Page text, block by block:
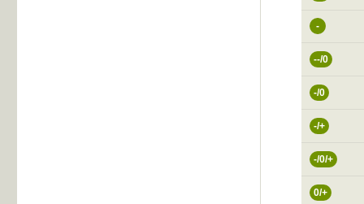
-
--/0
-/0
-/+
-/0/+
0/+